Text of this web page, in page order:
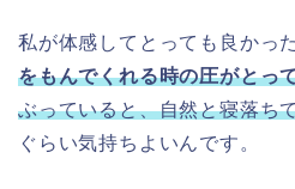
私が体感してとっても良かっ
をもんでくれる時の圧がとっ
ぶっていると、自然と寝落ち
ぐらい気持ちよいんです。